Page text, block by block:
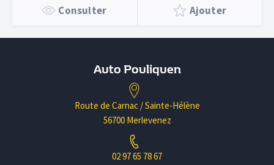
Consulter Ajouter
Auto Pouliquen
Route de Carnac / Sainte-Hélène
56700 Merlevenez
02 97 65 78 67